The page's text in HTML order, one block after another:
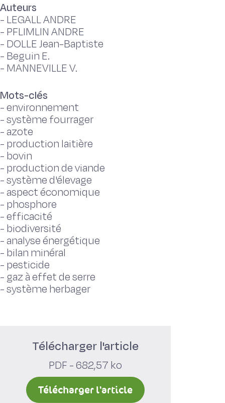
Auteurs
- LEGALL ANDRE
- PFLIMLIN ANDRE
- DOLLE Jean-Baptiste
- Beguin E.
- MANNEVILLE V.
Mots-clés
-environnement
-système fourrager
- azote
- production laitière
- bovin
- production de viande
-système d'élevage
- aspect économique
- phosphore
-efficacité
- biodiversité
- analyse énergétique
- bilan minéral
- pesticide
- gaz à effet de serre
-système herbager
Télécharger l'article
PDF - 682,57 ko
Télécharger l'article